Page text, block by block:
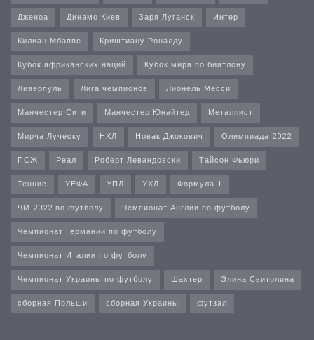
Дженоа
Динамо Киев Заря Луганск
Интер
Килиан Мбаппе
Криштиану Роналду
Кубок африканских наций
Кубок мира по биатлону
Ливерпуль
Лига чемпионов
Лионель Месси
Манчестер Сити
Манчестер Юнайтед
Металлист
Мирча Луческу
НХЛ Новак Джокович
Олимпиада 2022
ПСЖ
Реал Роберт Левандовски
Тайсон Фьюри
Теннис
УЕФА УПЛ УХЛ
Формула-1
ЧМ-2022 по футболу
Чемпионат Англии по футболу
Чемпионат Германии по футболу
Чемпионат Италии по футболу
Чемпионат Украины по футболу
Шахтер
Элина Свитолина
сборная Польши
сборная Украины футзал